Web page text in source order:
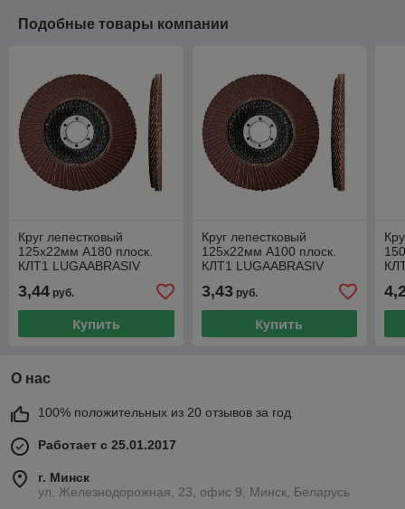
Подобные товары компании
Круг лепестковый
125х22мм А180 плоск.
КЛТ1 LUGAABRASIV
3,44 руб.
Купить
Круг лепестковый
125х22мм А100 плоск.
КЛТ1 LUGAABRASIV
3,43руб.
Купить
О нас
100% положительных из 20 отзывов за год
Работает с 25.01.2017
г. Минск
ул. Железнодорожная, 23, офис 9, Минск, Беларусь